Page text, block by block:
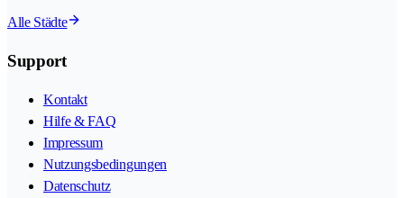
Alle Städte
Support
Kontakt
Hilfe & FAQ
Impressum
Nutzungsbedingungen
Datenschutz